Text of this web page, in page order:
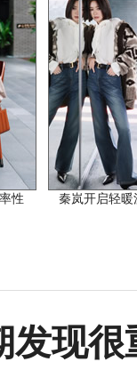
性 秦岚开启轻暖
发现